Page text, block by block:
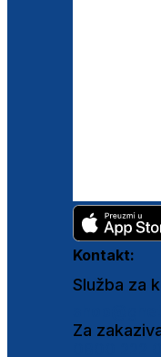
Kontakt:
Služba za
Za